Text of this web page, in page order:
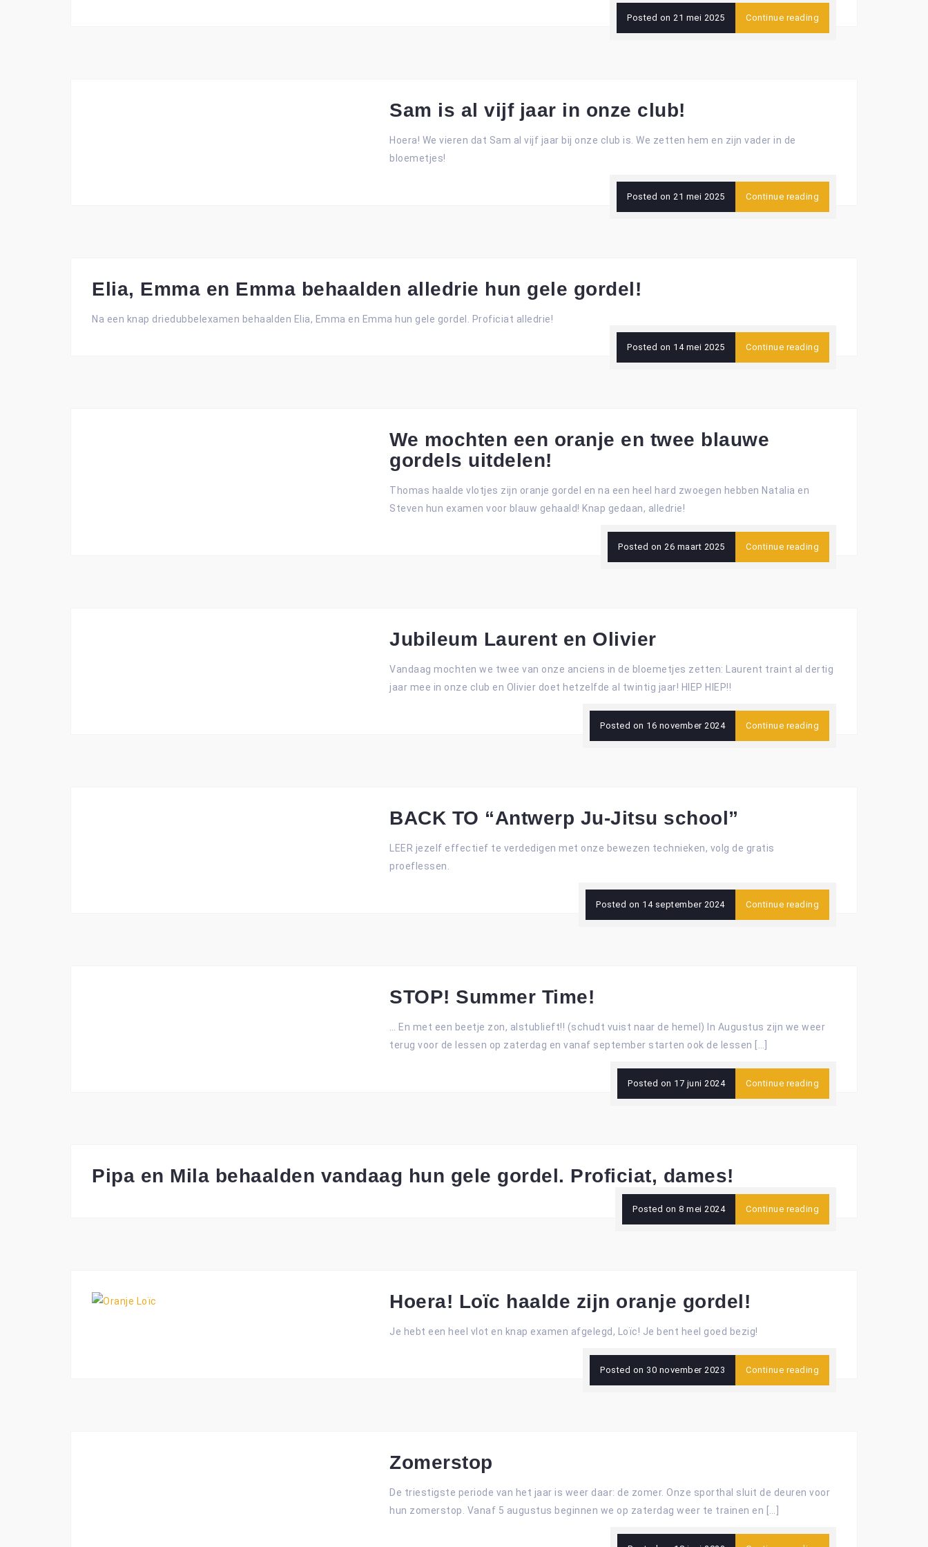
Posted on 21 mei 2025 Continue reading
Sam is al vijf jaar in onze club!
Hoera! We vieren dat Sam al vijf jaar bij onze club is. We zetten hem en zijn vader in de
bloemetjes!
Posted on 21 mei 2025 Continue reading
Elia, Emma en Emma behaalden alledrie hun gele gordel!
Na een knap driedubbelexamen behaalden Elia, Emma en Emma hun gele gordel. Proficiat alledrie!
Posted on 14 mei 2025 Continue reading
We mochten een oranje en twee blauwe
gordels uitdelen!
Thomas haalde vlotjes zijn oranje gordel en na een heel hard zwoegen hebben Natalia en
Steven hun examen voor blauw gehaald! Knap gedaan, alledrie!
Posted on 26 maart 2025 Continue reading
Jubileum Laurent en Olivier
Vandaag mochten we twee van onze anciens in de bloemetjes zetten: Laurent traint al dertig
jaar mee in onze club en Olivier doet hetzelfde al twintig jaar! HIEP HIEP!!
Posted on 16 november 2024 Continue reading
BACK TO “Antwerp Ju-Jitsu school”
LEER jezelf effectief te verdedigen met onze bewezen technieken, volg de gratis
proeflessen.
Posted on 14 september 2024 Continue reading
STOP! Summer Time!
… En met een beetje zon, alstublieft!! (schudt vuist naar de hemel) In Augustus zijn we weer
terug voor de lessen op zaterdag en vanaf september starten ook de lessen […]
Posted on 17 juni 2024 Continue reading
Pipa en Mila behaalden vandaag hun gele gordel. Proficiat, dames!
Posted on 8 mei 2024 Continue reading
Hoera! Loïc haalde zijn oranje gordel!
Je hebt een heel vlot en knap examen afgelegd, Loïc! Je bent heel goed bezig!
Posted on 30 november 2023 Continue reading
Zomerstop
De triestigste periode van het jaar is weer daar: de zomer. Onze sporthal sluit de deuren voor
hun zomerstop. Vanaf 5 augustus beginnen we op zaterdag weer te trainen en […]